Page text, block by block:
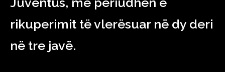
rikuperimit të vlerësuar në dy deri
në tre javë.